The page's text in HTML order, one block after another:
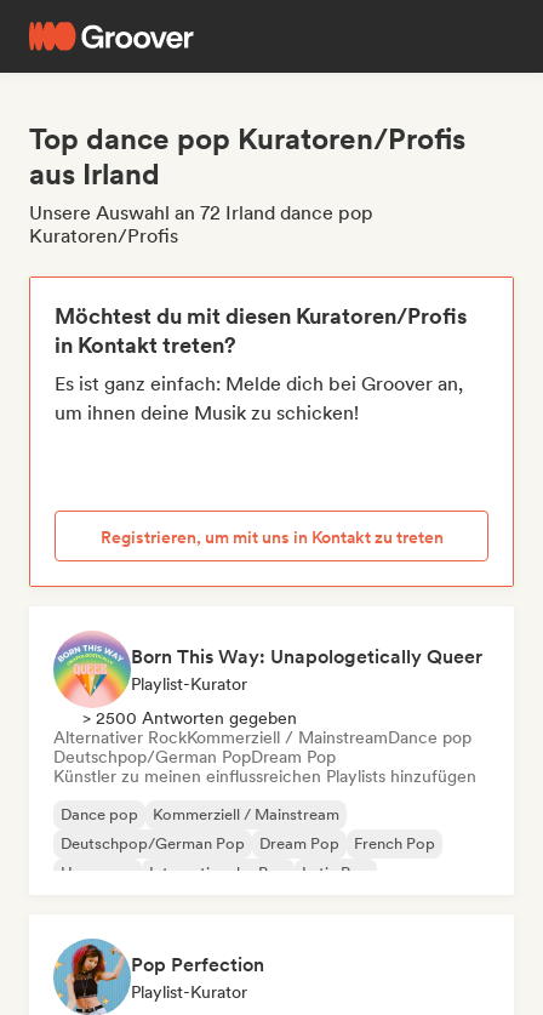
Top dance pop Kuratoren/Profis
aus Irland
Unsere Auswahl an 72 Irland dance pop
Kuratoren/Profis
Möchtest du mit diesen Kuratoren/Profis
in Kontakt treten?
Es ist ganz einfach: Melde dich bei Groover an,
um ihnen deine Musik zu schicken!
Registrieren, um mit uns in Kontakt zu treten
Born This Way: Unapologetically Queer
Playlist-Kurator
> 2500 Antworten gegeben
Alternativer RockKommerziell / MainstreamDance pop
Deutschpop/German PopDream Pop
Künstler zu meinen einflussreichen Playlists hinzufügen
Dance pop
Kommerziell / Mainstream
Deutschpop/German Pop
Dream Pop
French Pop
Hyperpop
Internationaler Pop Latin Pop
Pop Perfection
Playlist-Kurator